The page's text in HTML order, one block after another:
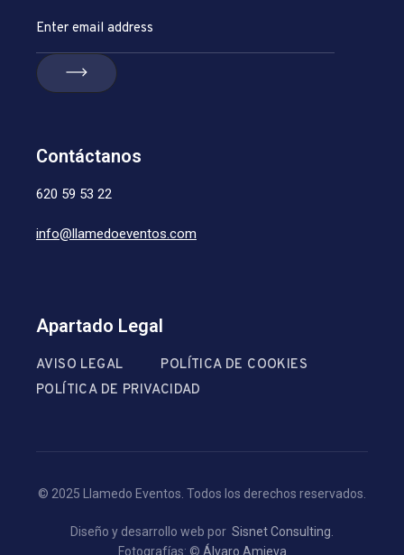
Contáctanos
620 59 53 22
info@llamedoeventos.com
Apartado Legal
AVISO LEGAL
POLÍTICA DE COOKIES
POLÍTICA DE PRIVACIDAD
© 2025 Llamedo Eventos. Todos los derechos reservados.
Diseño y desarrollo web por Sisnet Consulting.
Fotografías: © Álvaro Amieva